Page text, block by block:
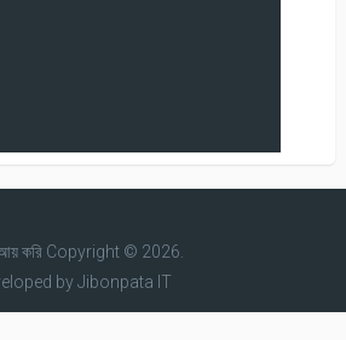
করিCopyright © 2026.
byJibonpata IT